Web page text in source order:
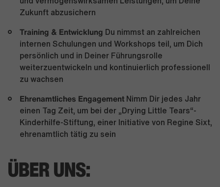
Zukunft abzusichern
Training & Entwicklung Du nimmst an zahlreichen
internen Schulungen und Workshops teil, um Dich
persönlich und in Deiner Führungsrolle
weiterzuentwickeln und kontinuierlich professionell
zu wachsen
Ehrenamtliches Engagement Nimm Dir jedes Jahr
einen Tag Zeit, um bei der „Drying Little Tears“-
Kinderhilfe-Stiftung, einer Initiative von Regine Sixt,
ehrenamtlich tätig zu sein
ÜBER UNS: